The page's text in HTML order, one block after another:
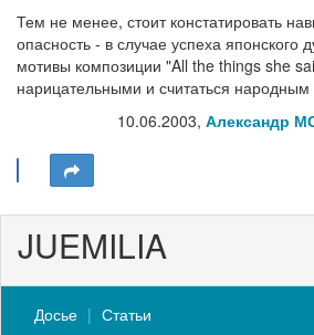
Тем не менее, стоит констатировать
опасность - в случае успеха японского
мотивы композиции "All the things she
нарицательными и считаться
10.06.2003, Александр
JUEMILIA
Досье Статьи